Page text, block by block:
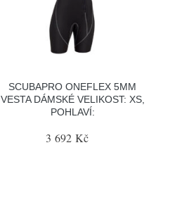
SCUBAPRO ONEFLEX 5MM
VESTA DÁMSKÉ VELIKOST: XS,
POHLAVÍ:
3 692 Kč